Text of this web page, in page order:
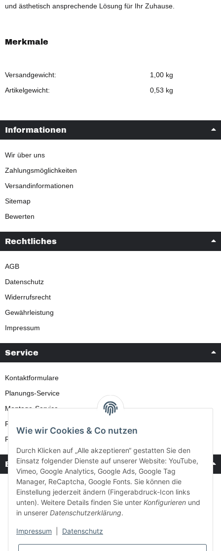
und ästhetisch ansprechende Lösung für Ihr Zuhause.
Merkmale
Versandgewicht:
1,00 kg
Artikelgewicht:
0,53 kg
Informationen
Wir über uns
Zahlungsmöglichkeiten
Versandinformationen
Sitemap
Bewerten
Rechtliches
AGB
Datenschutz
Widerrufsrecht
Gewährleistung
Impressum
Service
Kontaktformulare
Planungs-Service
Montage-Service
Reparatur-Service
Retouren-Service
Bezahlung & Versand
Wie wir Cookies & Co nutzen
Durch Klicken auf „Alle akzeptieren“ gestatten Sie den
Einsatz folgender Dienste auf unserer Website: YouTube,
Vimeo, Google Analytics, Google Ads, Google Tag
Manager, ReCaptcha, Google Fonts. Sie können die
Einstellung jederzeit ändern (Fingerabdruck-Icon links
unten). Weitere Details finden Sie unter Konfigurieren und
in unserer Datenschutzerklärung.
Impressum Datenschutz